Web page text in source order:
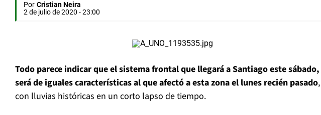
Por Cristian Neira
2 de julio de 2020 - 23:00
Todo parece indicar que el sistema frontal que llegará a Santiago este sábado,
será de iguales características al que afectó a esta zona el lunes recién pasado,
con lluvias históricas en un corto lapso de tiempo.